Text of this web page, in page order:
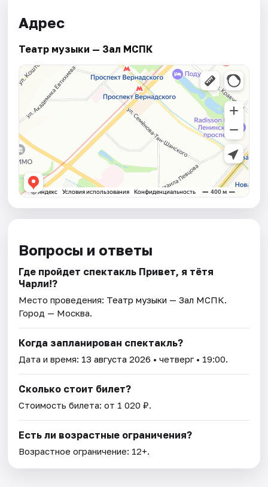
Адрес
Театр музыки — Зал МСПК
Вопросы и ответы
Где пройдет спектакль Привет, я тётя
Чарли!?
Место проведения: Театр музыки — Зал МСПК.
Город — Москва.
Когда запланирован спектакль?
Дата и время: 13 августа 2026 • четверг • 19:00.
Сколько стоит билет?
Стоимость билета: от 1 020 ₽.
Есть ли возрастные ограничения?
Возрастное ограничение: 12+.